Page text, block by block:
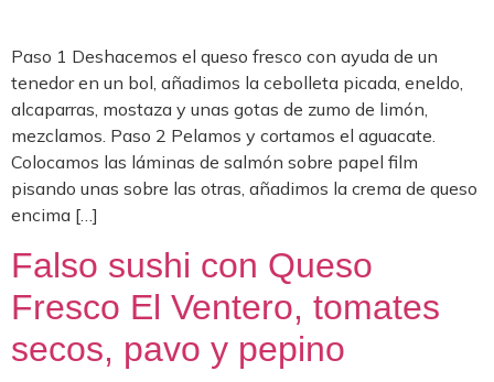
Paso 1 Deshacemos el queso fresco con ayuda de un
tenedor en un bol, añadimos la cebolleta picada, eneldo,
alcaparras, mostaza y unas gotas de zumo de limón,
mezclamos. Paso 2 Pelamos y cortamos el aguacate.
Colocamos las láminas de salmón sobre papel film
pisando unas sobre las otras, añadimos la crema de queso
encima […]
Falso sushi con Queso
Fresco El Ventero, tomates
secos, pavo y pepino